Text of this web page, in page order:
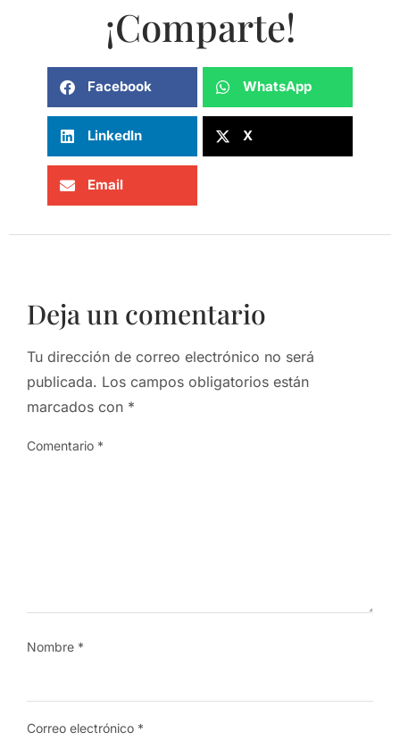
¡Comparte!
Facebook WhatsApp
LinkedIn X
Email
Deja un comentario
Tu dirección de correo electrónico no será
publicada. Los campos obligatorios están
marcados con *
Comentario *
Nombre *
Correo electrónico *